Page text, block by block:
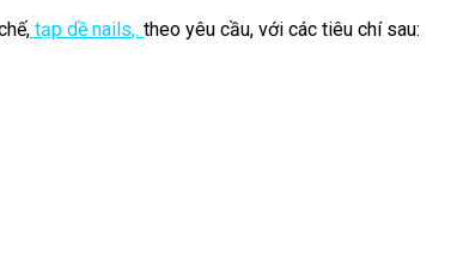
tạp dề nails,. theo yêu cầu, với các tiêu chí sau: